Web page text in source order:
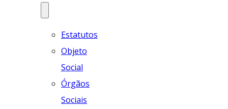
Estatutos
Objeto
Social
Órgãos
Sociais